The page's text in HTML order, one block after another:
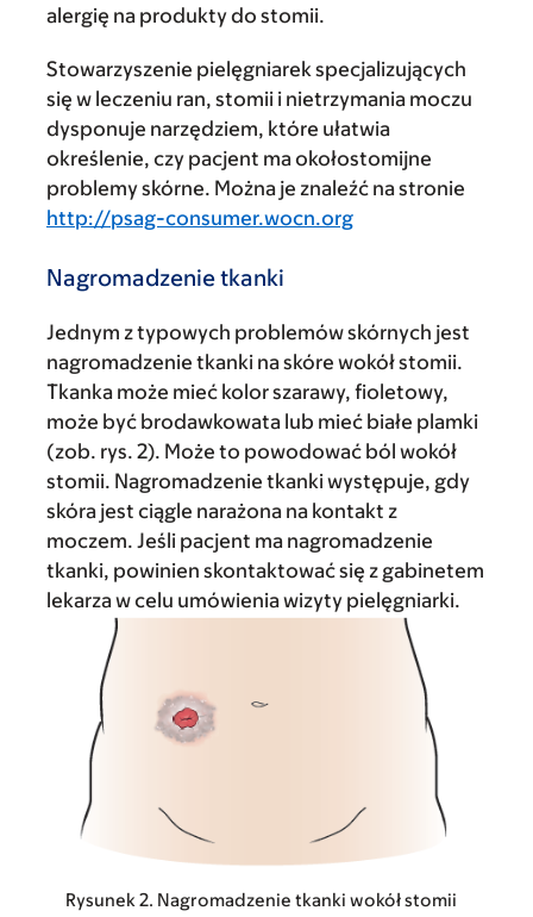
alergię na produkty do stomii.
Stowarzyszenie pielęgniarek specjalizujących
się w leczeniu ran, stomii i nietrzymania moczu
dysponuje narzędziem, które ułatwia
określenie, czy pacjent ma okołostomijne
problemy skórne. Można je znaleźć na stronie
http://psag-consumer.wocn.org
Nagromadzenie tkanki
Jednym z typowych problemów skórnych jest
nagromadzenie tkanki na skóre wokół stomii.
Tkanka może mieć kolor szarawy, fioletowy,
może być brodawkowata lub mieć białe plamki
(zob. rys. 2). Może to powodować ból wokół
stomii. Nagromadzenie tkanki występuje, gdy
skóra jest ciągle narażona na kontakt z
moczem. Jeśli pacjent ma nagromadzenie
tkanki, powinien skontaktować się z gabinetem
lekarza w celu umówienia wizyty pielęgniarki.
Rysunek 2. Nagromadzenie tkanki wokół stomii